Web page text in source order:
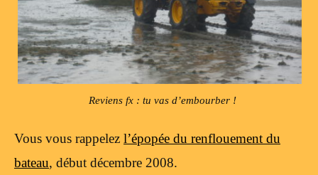
Reviens fx : tu vas d’embourber !
Vous vous rappelez l’épopée du renflouement du
bateau, début décembre 2008.